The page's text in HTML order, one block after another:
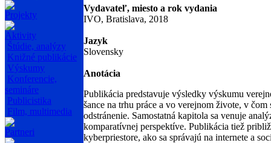
Projekty
Aktivity
Štúdie, analýzy
Knižné publikácie
Výskumy
Konferencie,
semináre
Publicistika
Film, multimedia
Partneri
Vydavateľ, miesto a rok vydania
IVO, Bratislava, 2018
Jazyk
Slovensky
Anotácia
Publikácia predstavuje výsledky výskumu
šance na trhu práce a vo verejnom živote, v
odstránenie. Samostatná kapitola sa venuje
komparatívnej perspektíve. Publikácia tiež
kyberpriestore, ako sa správajú na internete a